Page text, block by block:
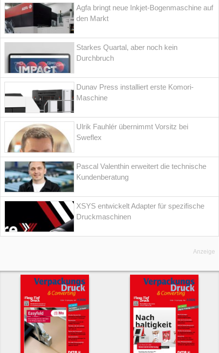
Agfa bringt neue Inkjet-Bogenmaschine auf
den Markt
Starkes Quartal, aber noch kein
Durchbruch
Dunav Press installiert erste Komori-
Maschine
Ulrik Fauhlér übernimmt Vorsitz bei
Sweflex
Pascal Valenthin erweitert die technische
Kundenberatung
XSYS entwickelt Adapter für spezifische
Druckmaschinen
Anzeige